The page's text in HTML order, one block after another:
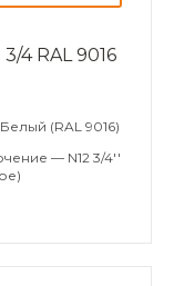
4 RAL 9016
(RAL 9016)
— N12 3/4''